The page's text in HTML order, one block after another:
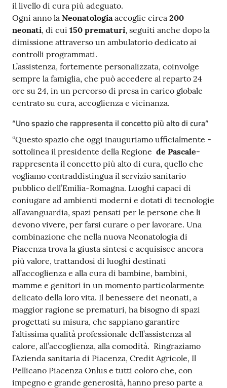
il livello di cura più adeguato.
Ogni anno la Neonatologiaaccoglie circa 200
neonati, di cui 150 prematuri, seguiti anche dopo la
dimissione attraverso un ambulatorio dedicato ai
controlli programmati.
L’assistenza, fortemente personalizzata, coinvolge
sempre la famiglia, che può accedere al reparto 24
ore su 24, in un percorso di presa in carico globale
centrato su cura, accoglienza e vicinanza.
“Uno spazio che rappresenta il concetto più alto di cura”
“Questo spazio che oggi inauguriamo ufficialmente -
sottolinea il presidente della Regione de Pascale-
rappresenta il concetto più alto di cura, quello che
vogliamo contraddistingua il servizio sanitario
pubblico dell’Emilia-Romagna. Luoghi capaci di
coniugare ad ambienti moderni e dotati di tecnologie
all’avanguardia, spazi pensati per le persone che li
devono vivere, per farsi curare o per lavorare. Una
combinazione che nella nuova Neonatologia di
Piacenza trova la giusta sintesi e acquisisce ancora
più valore, trattandosi di luoghi destinati
all’accoglienza e alla cura di bambine, bambini,
mamme e genitori in un momento particolarmente
delicato della loro vita. Il benessere dei neonati, a
maggior ragione se prematuri, ha bisogno di spazi
progettati su misura, che sappiano garantire
l’altissima qualità professionale dell’assistenza al
calore, all’accoglienza, alla comodità. Ringraziamo
l’Azienda sanitaria di Piacenza, Credit Agricole, Il
Pellicano Piacenza Onlus e tutti coloro che, con
impegno e grande generosità, hanno preso parte a